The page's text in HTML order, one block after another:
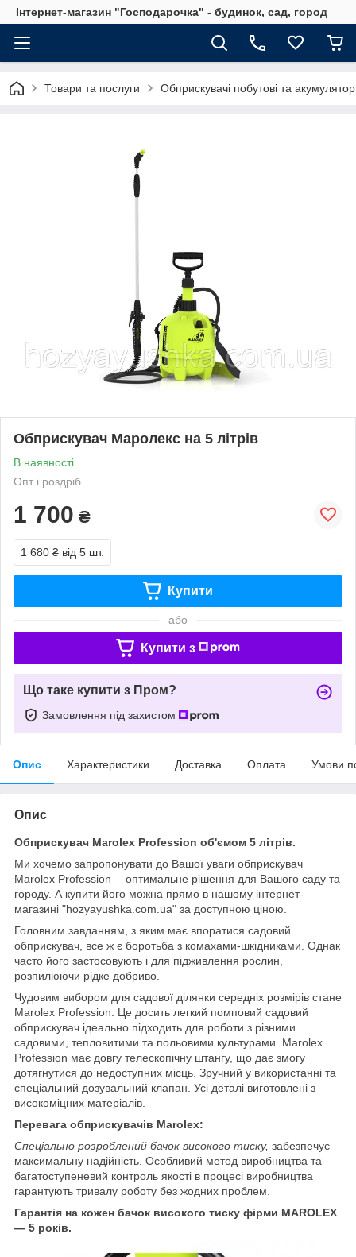
Інтернет-магазин "Господарочка" - будинок, сад, город
Товари та послуги Обприскувачі побутові та
Обприскувач Маролекс на 5 літрів
В наявності
Опт і роздріб
1 700 ₴
1 680 ₴ від 5 шт.
Купити
або
Купити з
Що таке купити з Пром?
Замовлення під захистом
Опис Характеристики Доставка Оплата Умови
Опис
Обприскувач Marolex Profession об'ємом 5 літрів.
Ми хочемо запропонувати до Вашої уваги обприскувач
Marolex Profession— оптимальне рішення для Вашого саду та
городу. А купити його можна прямо в нашому інтернет-
магазині "hozyayushka.com.ua" за доступною ціною.
Головним завданням, з яким має впоратися садовий
обприскувач, все ж є боротьба з комахами-шкідниками. Однак
часто його застосовують і для підживлення рослин,
розпилюючи рідке добриво.
Чудовим вибором для садової ділянки середніх розмірів стане
Marolex Profession . Це досить легкий помповий садовий
обприскувач ідеально підходить для роботи з різними
садовими, тепловитими та польовими культурами. Marolex
Profession має довгу телескопічну штангу, що дає змогу
дотягнутися до недоступних місць. Зручний у використанні та
спеціальний дозувальний клапан. Усі деталі виготовлені з
високоміцних матеріалів.
Перевага обприскувачів Marolex:
Спеціально розроблений бачок високого тиску, забезпечує
максимальну надійність. Особливий метод виробництва та
багатоступеневий контроль якості в процесі виробництва
гарантують тривалу роботу без жодних проблем.
Гарантія на кожен бачок високого тиску фірми MAROLEX
— 5 років.